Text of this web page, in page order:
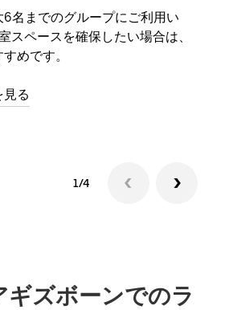
名までのグループにご利用い
スペースを確保したい場合は、
めです。
る
1/4
ギズボーンでのラ